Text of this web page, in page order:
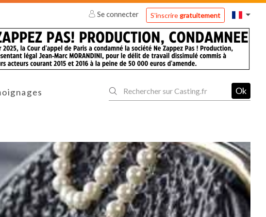
Se connecter S'inscriregratuitement
Ok